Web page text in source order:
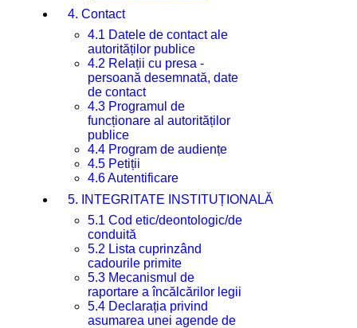
4. Contact
4.1 Datele de contact ale
autorităților publice
4.2 Relații cu presa -
persoană desemnată, date
de contact
4.3 Programul de
funcționare al autorităților
publice
4.4 Program de audiențe
4.5 Petiții
4.6 Autentificare
5. INTEGRITATE INSTITUȚIONALĂ
5.1 Cod etic/deontologic/de
conduită
5.2 Lista cuprinzând
cadourile primite
5.3 Mecanismul de
raportare a încălcărilor legii
5.4 Declarația privind
asumarea unei agende de